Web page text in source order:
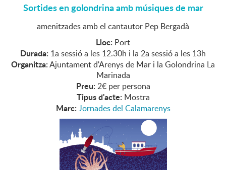
Sortides en golondrina amb músiques de mar
amenitzades amb el cantautor Pep Bergadà
Lloc: Port
Durada: 1a sessió a les 12.30h i la 2a sessió a les 13h
Organitza:Ajuntament d'Arenys de Mar i la Golondrina La
Marinada
Preu: 2€ per persona
Tipus d'acte: Mostra
Marc: Jornades del Calamarenys